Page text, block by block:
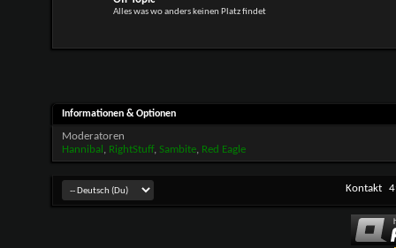
Alles was wo anders keinen Platz findet
Informationen & Optionen
Moderatoren
Hannibal , RightStuff, Sambite, Red Eagle
Kontakt